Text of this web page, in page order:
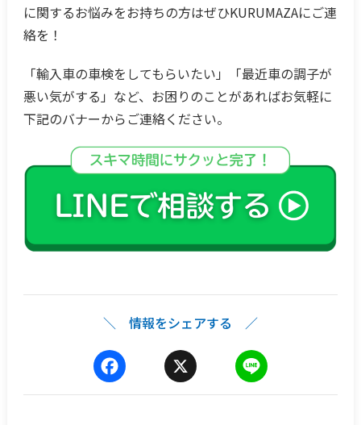
に関するお悩みをお持ちの方はぜひKURUMAZAにご連
絡を！
「輸入車の車検をしてもらいたい」「最近車の調子が
悪い気がする」など、お困りのことがあればお気軽に
下記のバナーからご連絡ください。
＼ 情報をシェアする ／
a i